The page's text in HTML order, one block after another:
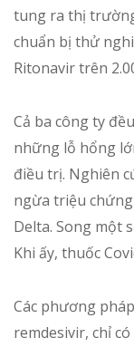
tung ra thị
chuẩn bị thử
Ritonavir trên
Cả ba công ty
những lỗ hổng
điều trị. Nghiên
ngừa triệu
Delta. Song một
Khi ấy, thuốc
Các phương
remdesivir, chỉ